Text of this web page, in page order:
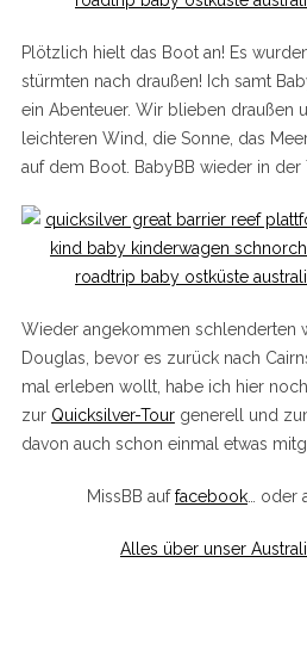
Plötzlich hielt das Boot an! Es
stürmten nach draußen! Ich samt
ein Abenteuer. Wir blieben draußen
leichteren Wind, die Sonne, das
auf dem Boot. BabyBB wieder in der
Wieder angekommen schlenderten
Douglas, bevor es zurück nach
mal erleben wollt, habe ich hier
zur Quicksilver-Tourgenerell und
davon auch schon einmal etwas
MissBB auffacebook… oder
Alles über unser